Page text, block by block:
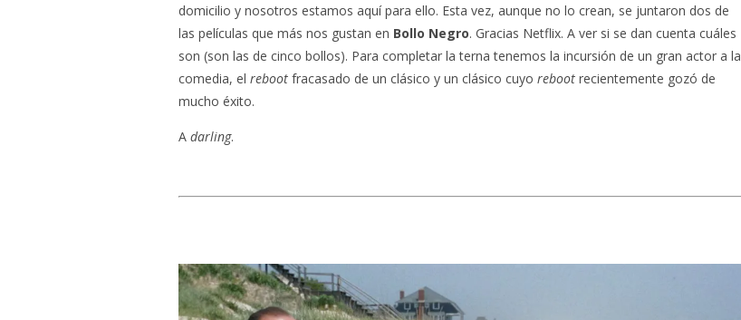
domicilio y nosotros estamos aquí para ello. Esta vez, aunque no lo crean, se juntaron dos de
las películas que más nos gustan en Bollo Negro. Gracias Netflix. A ver si se dan cuenta cuáles
son (son las de cinco bollos). Para completar la terna tenemos la incursión de un gran actor a la
comedia, el reboot fracasado de un clásico y un clásico cuyo reboot recientemente gozó de
mucho éxito.
A darling.